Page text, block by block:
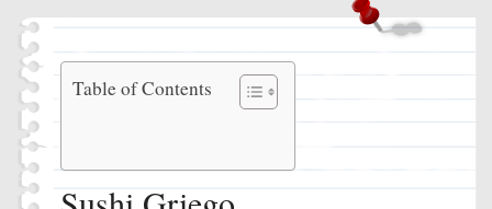
Table of Contents
Griego
Ingredientes